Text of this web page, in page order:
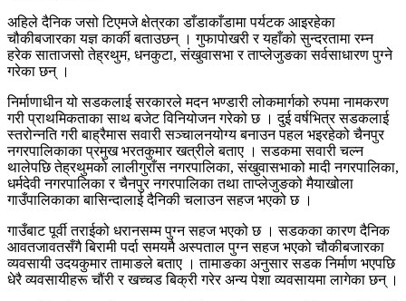
अहिले दैनिक जसो टिएमजे क्षेत्रका डाँडाकाँडामा पर्यटक आइरहेका
चौकीबजारका यज्ञ कार्की बताउछन् । गुफापोखरी र यहाँको सुन्दरतामा रम्न
हरेक साताजसो तेह्रथुम, धनकुटा, संखुवासभा र ताप्लेजुङका सर्वसाधारण पुग्ने
गरेका छन् ।
निर्माणाधीन यो सडकलाई सरकारले मदन भण्डारी लोकमार्गको रुपमा नामकरण
गरी प्राथमिकताका साथ बजेट विनियोजन गरेको छ । दुई वर्षभित्र सडकलाई
स्तरोन्नति गरी बाह्रैमास सवारी सञ्चालनयोग्य बनाउन पहल भइरहेको चैनपुर
नगरपालिकाका प्रमुख भरतकुमार खत्रीले बताए । सडकमा सवारी चल्न
थालेपछि तेह्रथुमको लालीगुराँस नगरपालिका, संखुवासभाको मादी नगरपालिका,
धर्मदेवी नगरपालिका र चैनपुर नगरपालिका तथा ताप्लेजुङको मैयाखोला
गाउँपालिकाका बासिन्दालाई दैनिकी चलाउन सहज भएको छ ।
गाउँबाट पूर्वी तराईको धरानसम्म पुग्न सहज भएको छ । सडकका कारण दैनिक
आवतजावतसँगै बिरामी पर्दा समयमै अस्पताल पुग्न सहज भएको चौकीबजारका
व्यवसायी उदयकुमार तामाङले बताए । तामाङका अनुसार सडक निर्माण भएपछि
धेरै व्यवसायीहरू चौंरी र खच्चड बिक्री गरेर अन्य पेशा व्यवसायमा लागेका छन् ।